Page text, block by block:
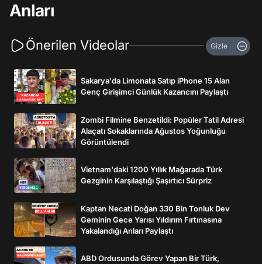
Anları
Önerilen Videolar Gizle
Sakarya'da Limonata Satıp iPhone 15 Alan
Genç Girişimci Günlük Kazancını Paylaştı
Zombi Filmine Benzetildi: Popüler Tatil Adresi
Alaçatı Sokaklarında Ağustos Yoğunluğu
Görüntülendi
Vietnam'daki 1200 Yıllık Mağarada Türk
Gezginin Karşılaştığı Şaşırtıcı Sürpriz
Kaptan Necati Doğan 330 Bin Tonluk Dev
Geminin Gece Yarısı Yıldırım Fırtınasına
Yakalandığı Anları Paylaştı
ABD Ordusunda Görev Yapan Bir Türk,